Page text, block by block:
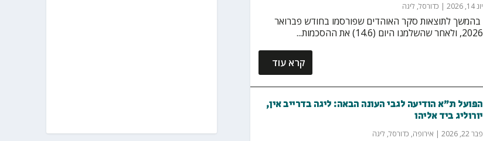
יונ 14, 2026 | כדורסל, ליגה
‏ בהמשך לתוצאות סקר האוהדים שפורסמו בחודש פברואר
2026, ולאחר שהשלמנו היום (14.6) את ההסכמות...
קרא עוד
הפועל ת״א הודיעה לגבי העונה הבאה: ליגה בדרייב אין,
יורוליג ביד אליהו
פבר 22, 2026 | אירופה, כדורסל, ליגה